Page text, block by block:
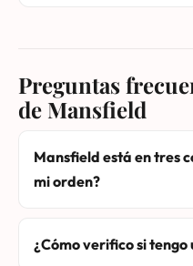
Preguntas
de Mansfield
Mansfield está en tres
mi orden?
¿Cómo verifico si